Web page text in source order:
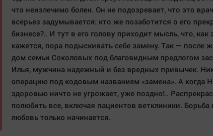
что неизлечимо болен. Он не подозревает, что это
всерьез задумывается: кто же позаботится о его
бизнесе?.. И тут в его голову приходит мысль, что, как
кажется, пора подыскивать себе замену. Так — после
дом семьи Соколовых под благовидным предлогом
Илья, мужчина надежный и без вредных привычек.
операцию под кодовым названием «замена». А когда
здоровью ничто не угрожает, уже поздно!..
полюбить все, включая пациентов ветклиники. Борьба
любовь только начинается.